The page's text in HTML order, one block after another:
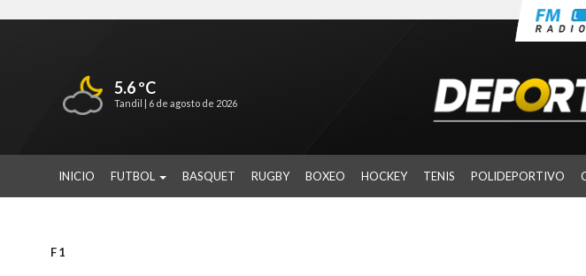
5.6 ºC
Tandil | 6 de agosto de 2026
INICIO FUTBOL BASQUET RUGBY BOXEO HOCKEY TENIS POLIDEPORTIVO
F1